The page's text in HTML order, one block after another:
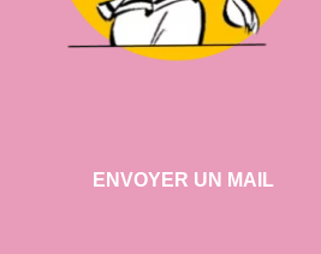
ENVOYER UN MAIL